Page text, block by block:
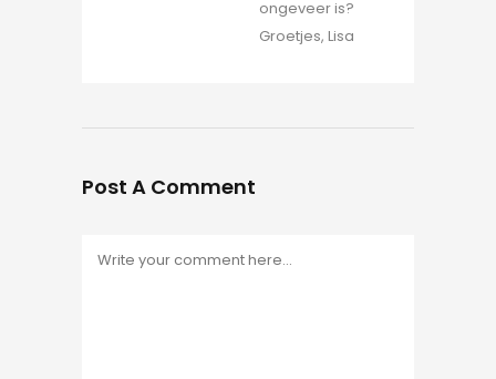
ongeveer is?
Groetjes, Lisa
Post A Comment